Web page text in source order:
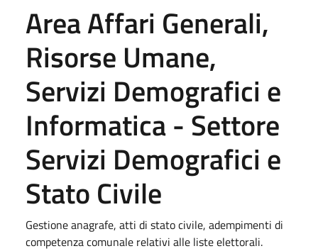
Area Affari Generali,
Risorse Umane,
Servizi Demografici e
Informatica - Settore
Servizi Demografici e
Stato Civile
Gestione anagrafe, atti di stato civile, adempimenti di
competenza comunale relativi alle liste elettorali.